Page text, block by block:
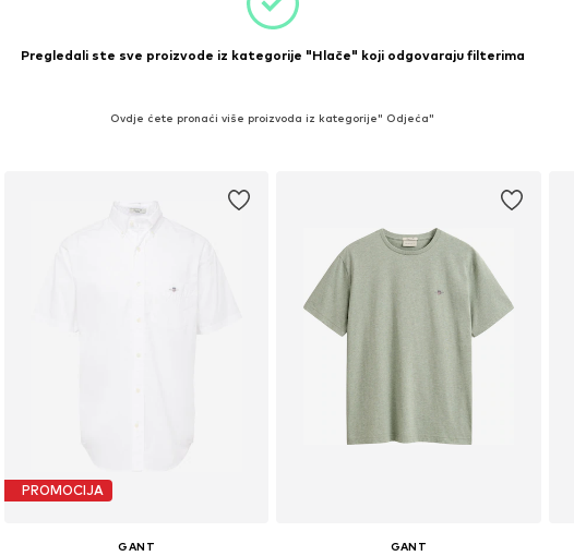
Pregledali ste sve proizvode iz kategorije "Hlače" koji odgovaraju filterima
Ovdje ćete pronaći više proizvoda iz kategorije" Odjeća"
PROMOCIJA
GANT
GANT